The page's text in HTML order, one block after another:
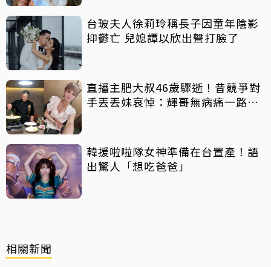
台玻夫人徐莉玲稱長子因童年陰影
抑鬱亡 兒媳譚以欣出聲打臉了
直播主肥大叔46歲驟逝！昔競爭對
手丟丟妹哀悼：輝哥無病痛一路好
韓援啦啦隊女神準備在台置產！語
出驚人「想吃爸爸」
相關新聞